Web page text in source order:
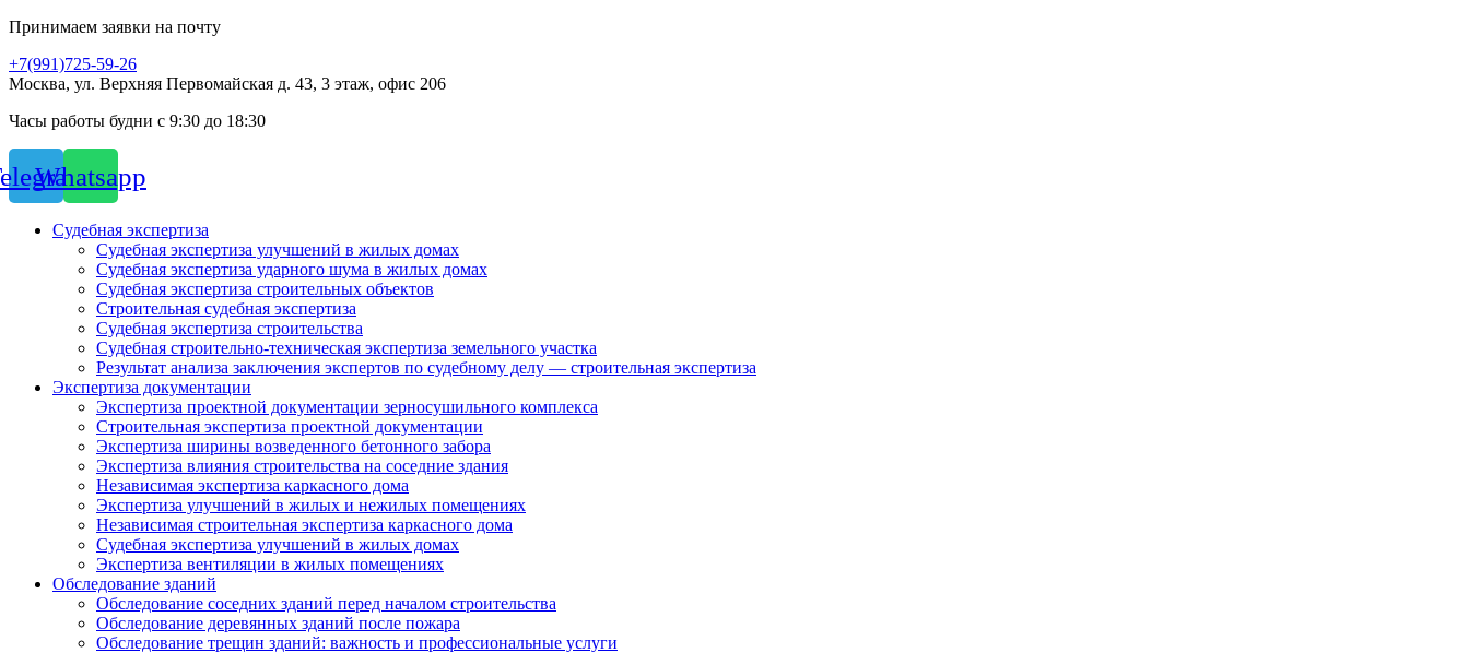
Принимаем заявки на почту
+7(991)725-59-26
Москва, ул. Верхняя Первомайская д. 43, 3 этаж, офис 206
Часы работы будни с 9:30 до 18:30
Whatsapp
Судебная экспертиза
Судебная экспертиза улучшений в жилых домах
Судебная экспертиза ударного шума в жилых домах
Судебная экспертиза строительных объектов
Строительная судебная экспертиза
Судебная экспертиза строительства
Судебная строительно-техническая экспертиза земельного участка
Результат анализа заключения экспертов по судебному делу — строительная экспертиза
Экспертиза документации
Экспертиза проектной документации зерносушильного комплекса
Строительная экспертиза проектной документации
Экспертиза ширины возведенного бетонного забора
Экспертиза влияния строительства на соседние здания
Независимая экспертиза каркасного дома
Экспертиза улучшений в жилых и нежилых помещениях
Независимая строительная экспертиза каркасного дома
Судебная экспертиза улучшений в жилых домах
Экспертиза вентиляции в жилых помещениях
Обследование зданий
Обследование соседних зданий перед началом строительства
Обследование деревянных зданий после пожара
Обследование трещин зданий: важность и профессиональные услуги